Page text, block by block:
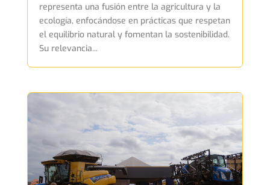
representa una fusión entre la agricultura y la
ecología, enfocándose en prácticas que respetan
el equilibrio natural y fomentan la sostenibilidad.
Su relevancia...